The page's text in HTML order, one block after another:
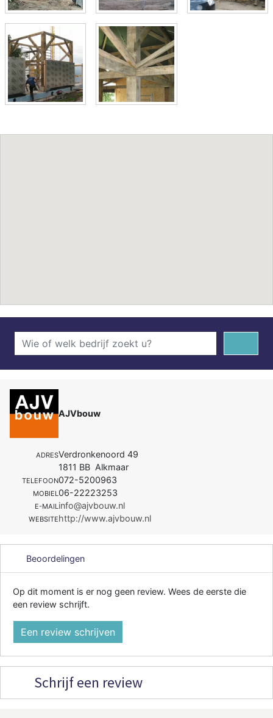
AJVbouw
ADRESVerdronkenoord 49
1811 BB Alkmaar
TELEFOON072-5200963
MOBIEL 06-22223253
E-MAIL info@ajvbouw.nl
WEBSITEhttp://www.ajvbouw.nl
Beoordelingen
Op dit moment is er nog geen review. Wees de eerste die
een review schrijft.
Een review schrijven
Schrijf een review